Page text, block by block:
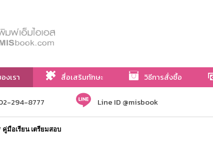
งเรา สื่อเสริมทักษะ วิธีการสั่งซื้อ
294-8777 Line ID @misbook
คู่มือเรียน เตรียมสอบ